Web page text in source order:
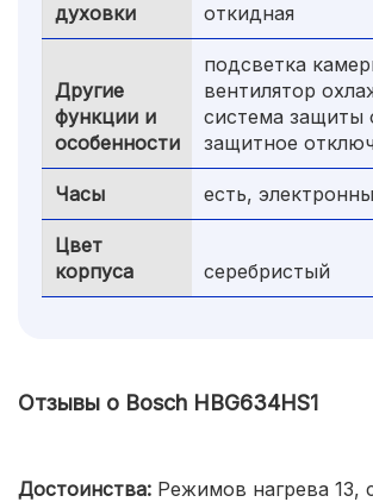
духовки
откидная
Другие
функции и
особенности
подсветка
вентилятор
система защиты
защитное
Часы есть,
Цвет
корпуса
серебристый
Отзывы о Bosch HBG634HS1
Достоинства: Режимов нагрева 13,